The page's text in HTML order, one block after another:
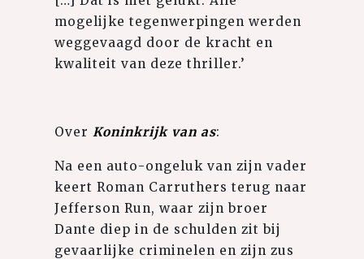
mogelijke tegenwerpingen werden
weggevaagd door de kracht en
kwaliteit van deze thriller.’ ⁠
Over Koninkrijk van as:
Na een auto-ongeluk van zijn vader
keert Roman Carruthers terug naar
Jefferson Run, waar zijn broer
Dante diep in de schulden zit bij
gevaarlijke criminelen en zijn zus